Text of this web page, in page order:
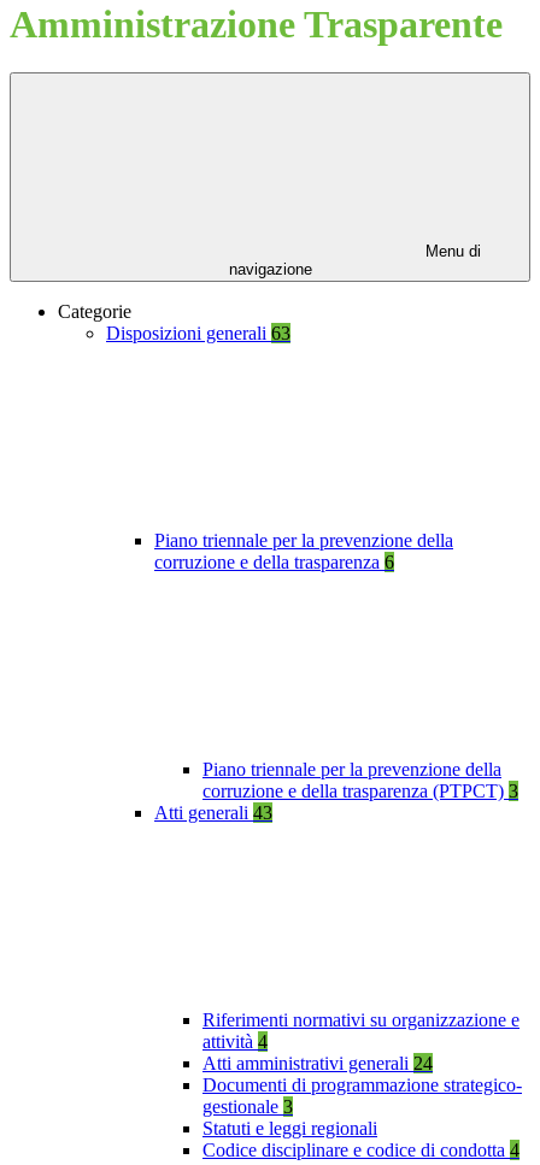
Amministrazione Trasparente
Menu di
navigazione
Categorie
Disposizioni generali 63
Piano triennale per la prevenzione della
corruzione e della trasparenza 6
Piano triennale per la prevenzione della
corruzione e della trasparenza (PTPCT) 3
Atti generali 43
Riferimenti normativi su organizzazione e
attività 4
Atti amministrativi generali 24
Documenti di programmazione strategico-
gestionale 3
Statuti e leggi regionali
Codice disciplinare e codice di condotta 4